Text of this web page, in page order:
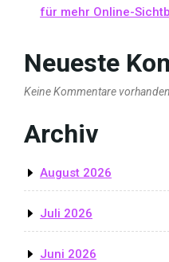
für mehr Online-
Neueste
Keine Kommentare vorhanden.
Archiv
August 2026
Juli 2026
Juni 2026